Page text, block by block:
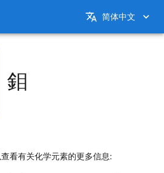
简体中文
鉬
看有关化学元素的更多信息: